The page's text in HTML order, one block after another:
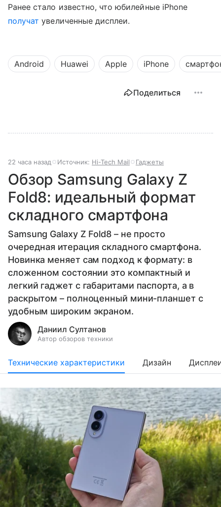
Ранее стало известно, что юбилейные iPhone
получат увеличенные дисплеи.
Android Huawei Apple iPhone
Поделиться
22 часа назад Источник: Hi-Tech Mail Гаджеты
Обзор Samsung Galaxy Z
Fold8: идеальный формат
складного смартфона
Samsung Galaxy Z Fold8 – не просто
очередная итерация складного смартфона.
Новинка меняет сам подход к формату: в
сложенном состоянии это компактный и
легкий гаджет с габаритами паспорта, а в
раскрытом – полноценный мини-планшет с
удобным широким экраном.
Даниил Султанов
Автор обзоров техники
Технические характеристики Дизайн